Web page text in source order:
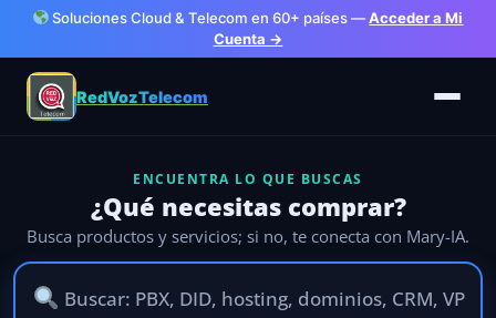
Soluciones Cloud & Telecom en 60+ países —Acceder a Mi
Cuenta →
RedVozTelecom
ENCUENTRA LO QUE BUSCAS
¿Qué necesitas comprar?
Busca productos y servicios; si no, te conecta con Mary-IA.